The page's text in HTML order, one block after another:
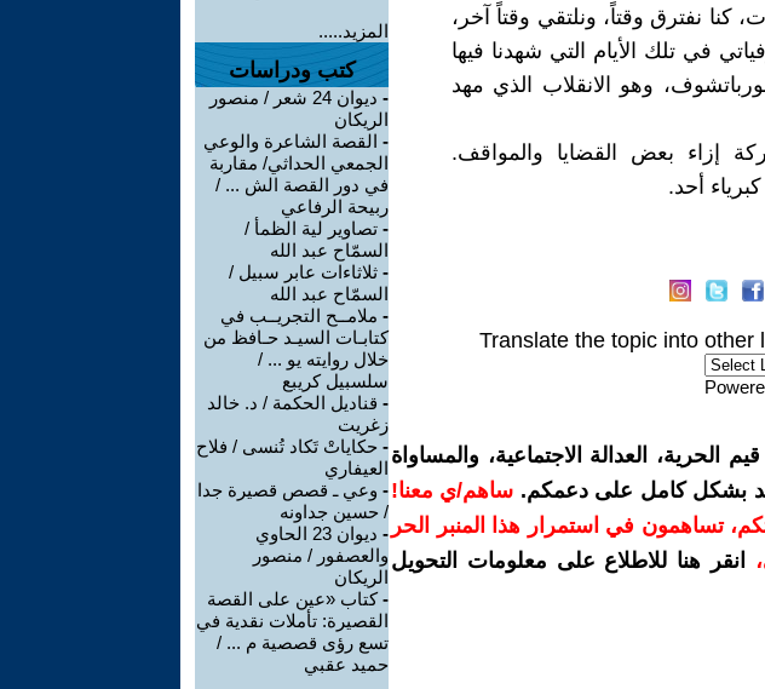
كنا نفترق وقتاً، ونلتقي وقتاً آخر،
في تلك الأيام التي شهدنا فيها
وهو الانقلاب الذي مهد
إزاء بعض القضايا والمواقف.
أحد.
Translate the topic into other
العدالة الاجتماعية، والمساواة
بشكل كامل على دعمكم. ساهم/ي معنا!
تساهمون في استمرار هذا المنبر الحر
،
انقر هنا للاطلاع على معلومات التحويل
المزيد.....
كتب ودراسات
-
ديوان 24 شعر / منصور
الريكان
- القصة الشاعرة والوعي
الجمعي الحداثي/ مقاربة
في دور القصة الش ... /
ربيحة الرفاعي
- تصاوير لية الظمأ /
السمّاح عبد الله
- ثلاثاءات عابر سبيل /
السمّاح عبد الله
- ملامــح التجريــب في
كتابـات السيـد حـافظ من
خلال روايته يو ... /
سلسبيل كريبع
- قناديل الحكمة / د. خالد
زغريت
- حكاياتْ تَكاد تُنسى / فلاح
العيفاري
- وعي ـ قصص قصيرة جدا
/ حسين جداونه
-
ديوان 23 الحاوي
والعصفور / منصور
الريكان
-كتاب «عين على القصة
القصيرة: تأملات نقدية في
تسع رؤى قصصية م ... /
حميد عقبي